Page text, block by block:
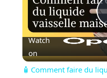
Watch
on
🧴 Comment faire du